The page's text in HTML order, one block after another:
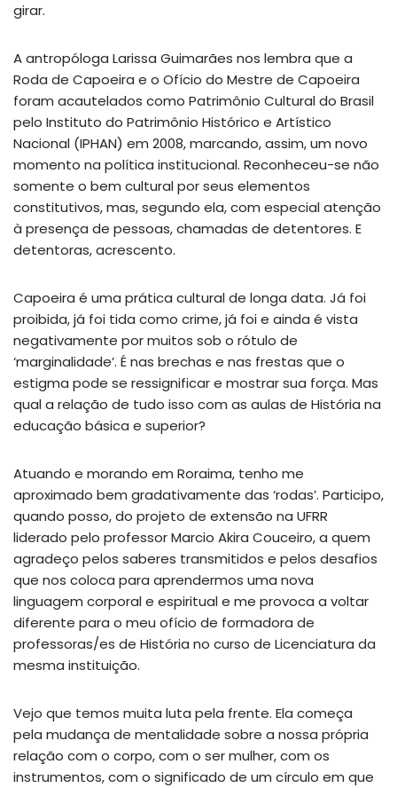
girar.
A antropóloga Larissa Guimarães nos lembra que a
Roda de Capoeira e o Ofício do Mestre de Capoeira
foram acautelados como Patrimônio Cultural do Brasil
pelo Instituto do Patrimônio Histórico e Artístico
Nacional (IPHAN) em 2008, marcando, assim, um novo
momento na política institucional. Reconheceu-se não
somente o bem cultural por seus elementos
constitutivos, mas, segundo ela, com especial atenção
à presença de pessoas, chamadas de detentores. E
detentoras, acrescento.
Capoeira é uma prática cultural de longa data. Já foi
proibida, já foi tida como crime, já foi e ainda é vista
negativamente por muitos sob o rótulo de
‘marginalidade’. É nas brechas e nas frestas que o
estigma pode se ressignificar e mostrar sua força. Mas
qual a relação de tudo isso com as aulas de História na
educação básica e superior?
Atuando e morando em Roraima, tenho me
aproximado bem gradativamente das ‘rodas’. Participo,
quando posso, do projeto de extensão na UFRR
liderado pelo professor Marcio Akira Couceiro, a quem
agradeço pelos saberes transmitidos e pelos desafios
que nos coloca para aprendermos uma nova
linguagem corporal e espiritual e me provoca a voltar
diferente para o meu ofício de formadora de
professoras/es de História no curso de Licenciatura da
mesma instituição.
Vejo que temos muita luta pela frente. Ela começa
pela mudança de mentalidade sobre a nossa própria
relação com o corpo, com o ser mulher, com os
instrumentos, com o significado de um círculo em que